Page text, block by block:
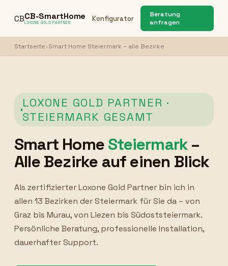
CBCB-SmartHome
LOXONE GOLD PARTNER Konfigurator
Beratung
anfragen
Startseite›Smart Home Steiermark – alle Bezirke
LOXONE GOLD PARTNER ·
STEIERMARK GESAMT
Smart Home Steiermark –
Alle Bezirke auf einen Blick
Als zertifizierter Loxone Gold Partner bin ich in
allen 13 Bezirken der Steiermark für Sie da – von
Graz bis Murau, von Liezen bis Südoststeiermark.
Persönliche Beratung, professionelle Installation,
dauerhafter Support.